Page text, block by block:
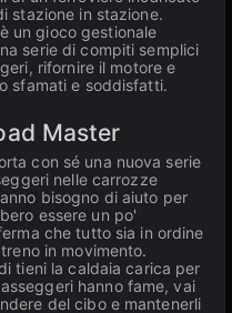
stazione in stazione.
un gioco gestionale
serie di compiti semplici
rifornire il motore e
sfamati e soddisfatti.
Master
con sé una nuova serie
nelle carrozze
bisogno di aiuto per
essere un po'
che tutto sia in ordine
in movimento.
tieni la caldaia carica per
hanno fame, vai
del cibo e mantenerli